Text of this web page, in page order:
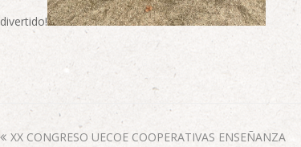
divertido!
XX CONGRESO UECOE COOPERATIVAS ENSEÑANZA